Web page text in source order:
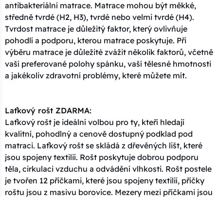
antibakteriální matrace. Matrace mohou být měkké,
středně tvrdé (H2, H3), tvrdé nebo velmi tvrdé (H4).
Tvrdost matrace je důležitý faktor, který ovlivňuje
pohodlí a podporu, kterou matrace poskytuje. Při
výběru matrace je důležité zvážit několik faktorů, včetně
vaší preferované polohy spánku, vaší tělesné hmotnosti
a jakékoliv zdravotní problémy, které můžete mít.
Laťkový rošt ZDARMA:
Laťkový rošt je ideální volbou pro ty, kteří hledají
kvalitní, pohodlný a cenově dostupný podklad pod
matraci. Laťkový rošt se skládá z dřevěných lišt, které
jsou spojeny textilií. Rošt poskytuje dobrou podporu
těla, cirkulaci vzduchu a odvádění vlhkosti. Rošt postele
je tvořen 12 příčkami, které jsou spojeny textilií, příčky
roštu jsou z masivu borovice. Mezery mezi příčkami jsou